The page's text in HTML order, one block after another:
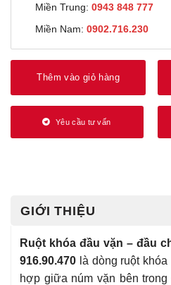
Miền Trung: 0943 848 777
Miền Nam: 0902.716.230
Thêm vào giỏ hàng
Yêu cầu tư vấn
GIỚI THIỆU
Ruột khóa đầu vặn – đầu
916.90.470 là dòng ruột
hợp giữa núm vặn bên